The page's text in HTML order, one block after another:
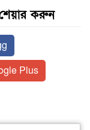
করুন
Plus